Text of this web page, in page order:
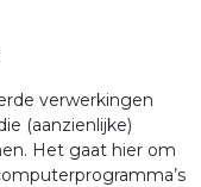
verwerkingen
(aanzienlijke)
Het gaat hier om